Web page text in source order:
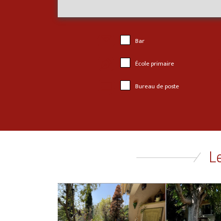
Bar
École primaire
Bureau de poste